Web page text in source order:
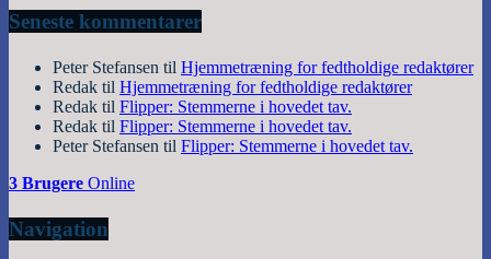
Seneste kommentarer
Peter Stefansen til Hjemmetræning for fedtholdige redaktører
Redak til Hjemmetræning for fedtholdige redaktører
Redak til Flipper: Stemmerne i hovedet tav.
Redak til Flipper: Stemmerne i hovedet tav.
Peter Stefansen til Flipper: Stemmerne i hovedet tav.
3 Brugere Online
Navigation